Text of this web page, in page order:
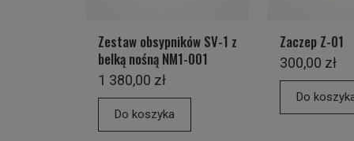
Zestaw obsypników SV-1 z
belką nośną NM1-001
1 380,00 zł
Do koszyka
Zaczep Z-01
300,00 zł
Do